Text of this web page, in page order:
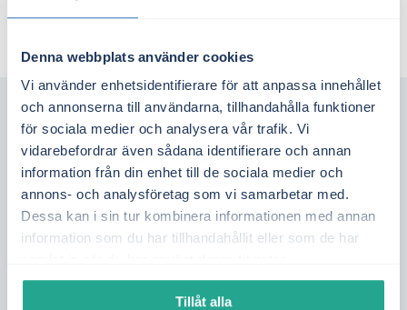
Denna webbplats använder cookies
Vi använder enhetsidentifierare för att anpassa innehållet
och annonserna till användarna, tillhandahålla funktioner
för sociala medier och analysera vår trafik. Vi
vidarebefordrar även sådana identifierare och annan
information från din enhet till de sociala medier och
annons- och analysföretag som vi samarbetar med.
Dessa kan i sin tur kombinera informationen med annan
information som du har tillhandahållit eller som de har
Tillåt alla
Lediga tjänster
Just nu finns inga lediga tjänster